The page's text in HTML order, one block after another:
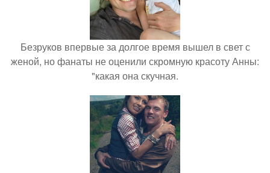
Безруков впервые за долгое время вышел в свет с
женой, но фанаты не оценили скромную красоту Анны:
"какая она скучная.